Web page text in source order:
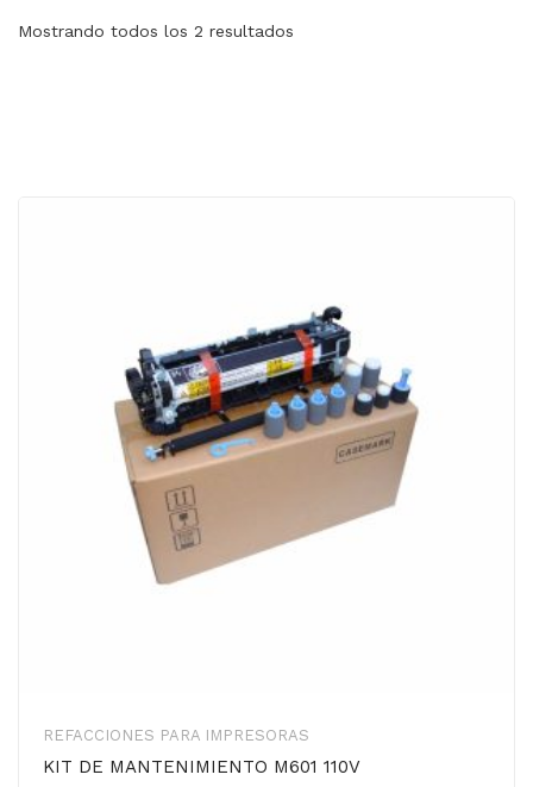
Mostrando todos los 2 resultados
REFACCIONES PARA IMPRESORAS
KIT DE MANTENIMIENTO M601 110V